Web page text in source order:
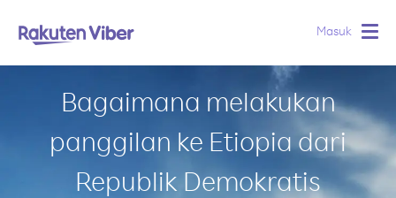
Masuk
Bagaimana melakukan
panggilan ke Etiopia dari
Republik Demokratis